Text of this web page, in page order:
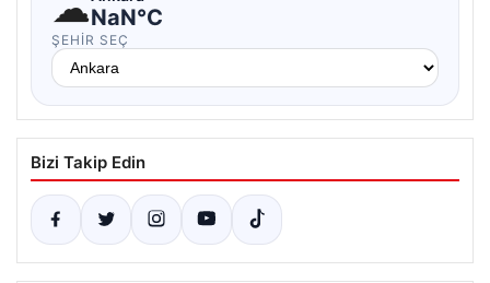
NaN°C
ŞEHIR SEÇ
Bizi Takip Edin